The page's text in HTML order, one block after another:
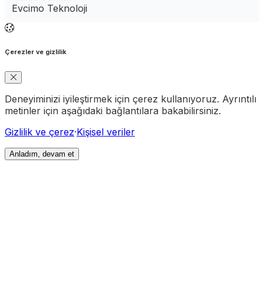
Evcimo Teknoloji
Çerezler ve gizlilik
Deneyiminizi iyileştirmek için çerez kullanıyoruz. Ayrıntılı
metinler için aşağıdaki bağlantılara bakabilirsiniz.
Gizlilik ve çerez·Kişisel veriler
Anladım, devam et